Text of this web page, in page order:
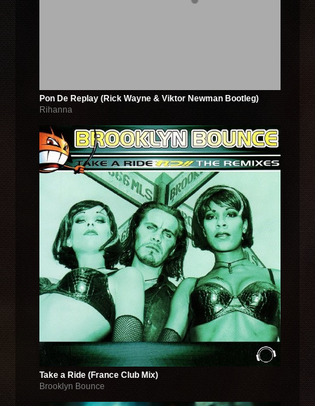
Pon De Replay (Rick Wayne & Viktor Newman Bootleg)
Rihanna
Take a Ride (France Club Mix)
Brooklyn Bounce